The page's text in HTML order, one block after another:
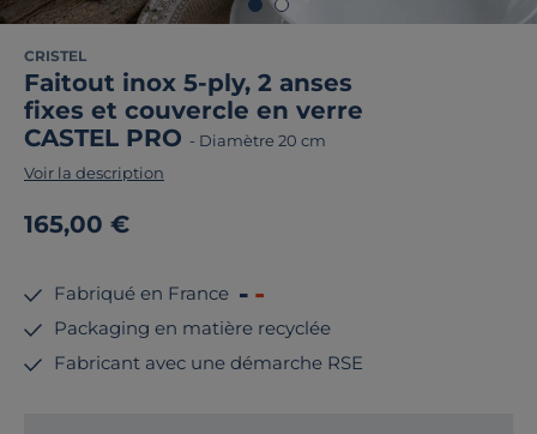
CRISTEL
Faitout inox 5-ply, 2 anses
fixes et couvercle en verre
CASTEL PRO - Diamètre 20 cm
Voir la description
165,00 €
Fabriqué en France
Packaging en matière recyclée
Fabricant avec une démarche RSE